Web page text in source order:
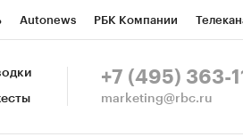
Autonews РБК Компании
Конференции СПб Спецпроекты
+7 (495) 363-
marketing@rbc.ru